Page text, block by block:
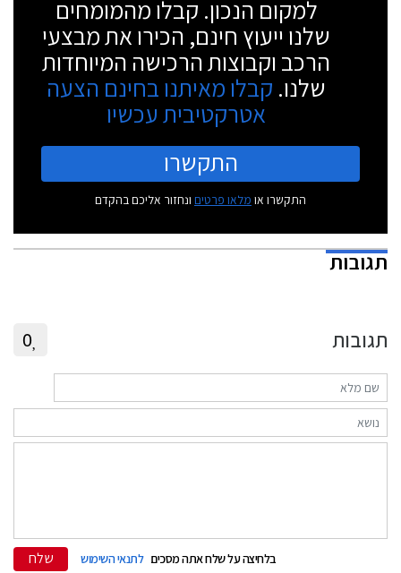
למקום הנכון. קבלו מהמומחים
שלנו ייעוץ חינם, הכירו את מבצעי
הרכב וקבוצות הרכישה המיוחדות
שלנו. קבלו מאיתנו בחינם הצעה
אטרקטיבית עכשיו
התקשרו
התקשרו או מלאו פרטים ונחזור אליכם בהקדם
תגובות
תגובות 0
בלחיצה על שלח אתה מסכים לתנאי השימוש שלח